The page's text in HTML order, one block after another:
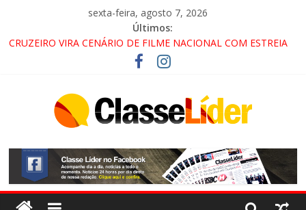
sexta-feira, agosto 7, 2026
Últimos:
CRUZEIRO VIRA CENÁRIO DE FILME NACIONAL COM ESTREIA
PROMOTOR DO GAECO
ACESSO À APARECIDA NA DUTRA SERÁ BLOQUEADO NO FIM
ALTERNATIVAS
LORENA, PINDAMONHANGABA E QUELUZ NA RETA FINAL
PELA FÁBRICA DA COCA-COLA!